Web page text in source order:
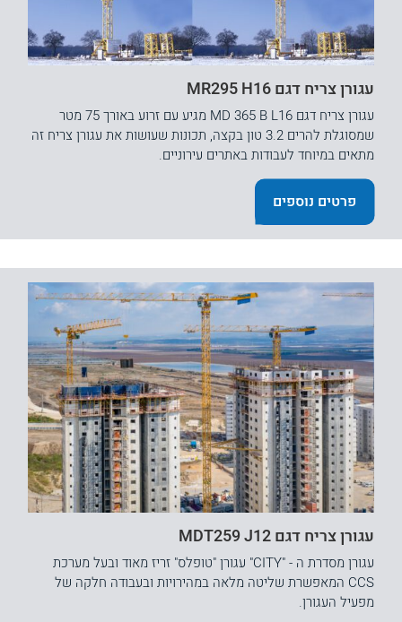
עגורן צריח דגם MR295 H16
עגורן צריח דגם MD 365 B L16 מגיע עם זרוע באורך 75 מטר
שמסוגלת להרים 3.2 טון בקצה, תכונות שעושות את עגורן צריח זה
מתאים במיוחד לעבודות באתרים עירוניים.
פרטים נוספים
עגורן צריח דגם MDT259 J12
עגורן מסדרת ה - "CITY" עגורן "טופלס" זריז מאוד ובעל מערכת
CCS המאפשרת שליטה מלאה במהירויות ובעבודה חלקה של
מפעיל העגורן.